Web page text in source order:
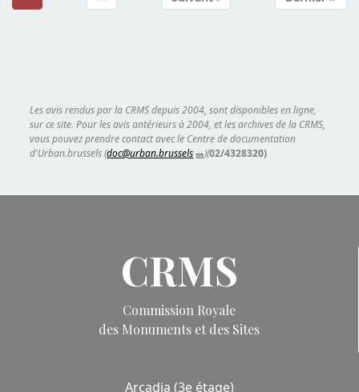
Les avis rendus par la CRMS depuis 2004, sont disponibles en ligne,
sur ce site. Pour les avis antérieurs à 2004, et les archives de la CRMS,
vous pouvez prendre contact avec le Centre de documentation
d'Urban.brussels (doc@urban.brussels )(02/4328320)
CRMS
Commission Royale
des Monuments et des Sites
Arcadia (3e étage)